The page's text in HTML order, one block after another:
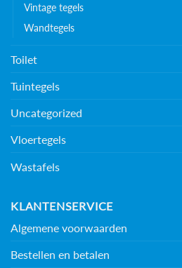
Vintage tegels
Wandtegels
Toilet
Tuintegels
Uncategorized
Vloertegels
Wastafels
KLANTENSERVICE
Algemene voorwaarden
Bestellen en betalen